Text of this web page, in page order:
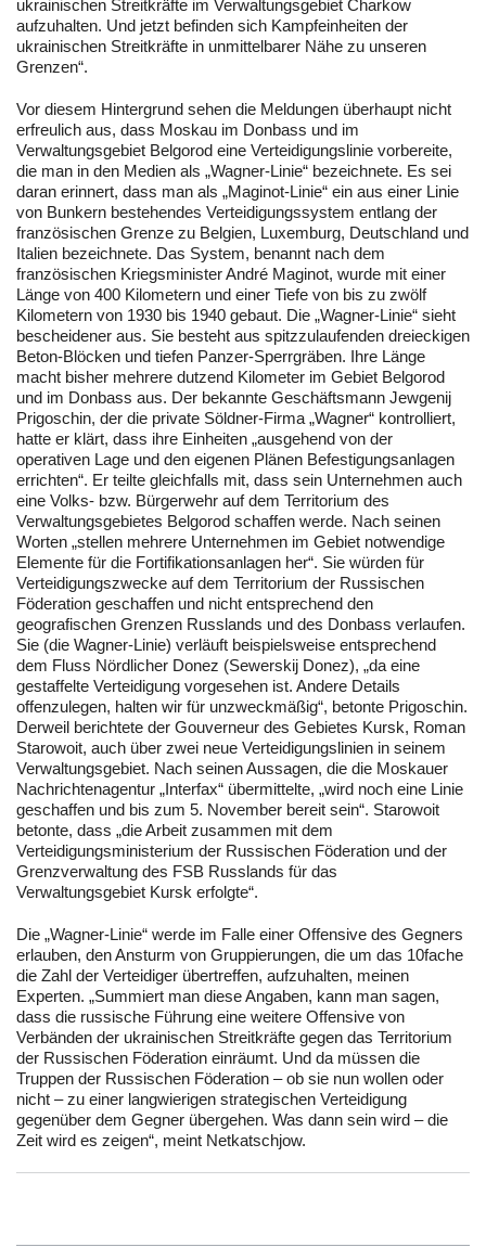
ukrainischen Streitkräfte im Verwaltungsgebiet Charkow
aufzuhalten. Und jetzt befinden sich Kampfeinheiten der
ukrainischen Streitkräfte in unmittelbarer Nähe zu unseren
Grenzen“.
Vor diesem Hintergrund sehen die Meldungen überhaupt nicht
erfreulich aus, dass Moskau im Donbass und im
Verwaltungsgebiet Belgorod eine Verteidigungslinie vorbereite,
die man in den Medien als „Wagner-Linie“ bezeichnete. Es sei
daran erinnert, dass man als „Maginot-Linie“ ein aus einer Linie
von Bunkern bestehendes Verteidigungssystem entlang der
französischen Grenze zu Belgien, Luxemburg, Deutschland und
Italien bezeichnete. Das System, benannt nach dem
französischen Kriegsminister André Maginot, wurde mit einer
Länge von 400 Kilometern und einer Tiefe von bis zu zwölf
Kilometern von 1930 bis 1940 gebaut. Die „Wagner-Linie“ sieht
bescheidener aus. Sie besteht aus spitzzulaufenden dreieckigen
Beton-Blöcken und tiefen Panzer-Sperrgräben. Ihre Länge
macht bisher mehrere dutzend Kilometer im Gebiet Belgorod
und im Donbass aus. Der bekannte Geschäftsmann Jewgenij
Prigoschin, der die private Söldner-Firma „Wagner“ kontrolliert,
hatte er klärt, dass ihre Einheiten „ausgehend von der
operativen Lage und den eigenen Plänen Befestigungsanlagen
errichten“. Er teilte gleichfalls mit, dass sein Unternehmen auch
eine Volks- bzw. Bürgerwehr auf dem Territorium des
Verwaltungsgebietes Belgorod schaffen werde. Nach seinen
Worten „stellen mehrere Unternehmen im Gebiet notwendige
Elemente für die Fortifikationsanlagen her“. Sie würden für
Verteidigungszwecke auf dem Territorium der Russischen
Föderation geschaffen und nicht entsprechend den
geografischen Grenzen Russlands und des Donbass verlaufen.
Sie (die Wagner-Linie) verläuft beispielsweise entsprechend
dem Fluss Nördlicher Donez (Sewerskij Donez), „da eine
gestaffelte Verteidigung vorgesehen ist. Andere Details
offenzulegen, halten wir für unzweckmäßig“, betonte Prigoschin.
Derweil berichtete der Gouverneur des Gebietes Kursk, Roman
Starowoit, auch über zwei neue Verteidigungslinien in seinem
Verwaltungsgebiet. Nach seinen Aussagen, die die Moskauer
Nachrichtenagentur „Interfax“ übermittelte, „wird noch eine Linie
geschaffen und bis zum 5. November bereit sein“. Starowoit
betonte, dass „die Arbeit zusammen mit dem
Verteidigungsministerium der Russischen Föderation und der
Grenzverwaltung des FSB Russlands für das
Verwaltungsgebiet Kursk erfolgte“.
Die „Wagner-Linie“ werde im Falle einer Offensive des Gegners
erlauben, den Ansturm von Gruppierungen, die um das 10fache
die Zahl der Verteidiger übertreffen, aufzuhalten, meinen
Experten. „Summiert man diese Angaben, kann man sagen,
dass die russische Führung eine weitere Offensive von
Verbänden der ukrainischen Streitkräfte gegen das Territorium
der Russischen Föderation einräumt. Und da müssen die
Truppen der Russischen Föderation – ob sie nun wollen oder
nicht – zu einer langwierigen strategischen Verteidigung
gegenüber dem Gegner übergehen. Was dann sein wird – die
Zeit wird es zeigen“, meint Netkatschjow.